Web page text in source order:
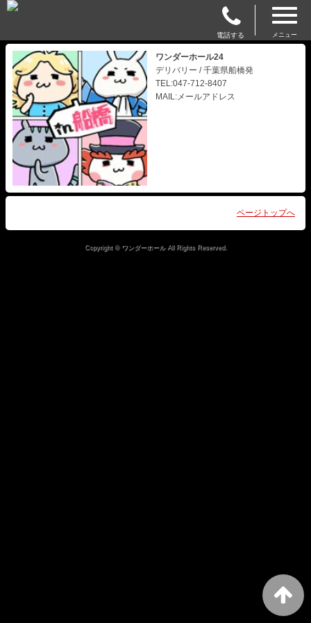
電話する メニュー
ワンダーホール24
デリバリー / 千葉県船橋発
TEL:047-712-8407
MAIL:メールアドレス
ページトップへ
Copyright © ワンダーホール All Rights Reserved.